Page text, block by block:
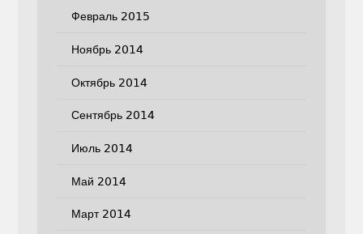
Февраль 2015
Ноябрь 2014
Октябрь 2014
Сентябрь 2014
Июль 2014
Май 2014
Март 2014